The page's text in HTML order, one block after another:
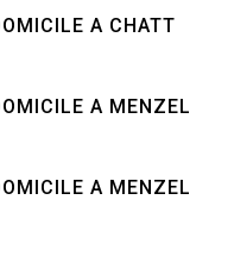
A CHATT
A MENZEL
A MENZEL